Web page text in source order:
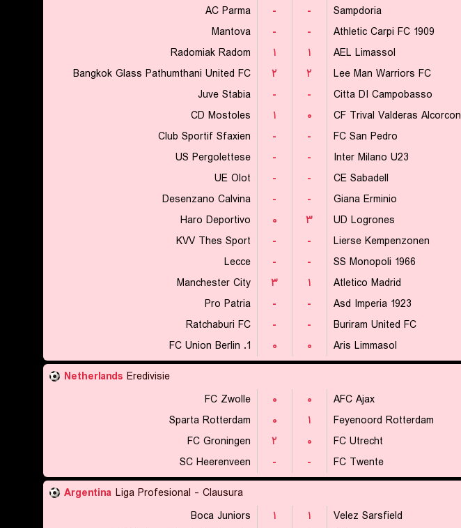
AC Parma
- - Sampdoria
Mantova
- - Athletic Carpi FC 1909
Radomiak Radom
۱ ۱ AEL Limassol
Bangkok Glass Pathumthani United FC
۲ ۲ Lee Man Warriors FC
Juve Stabia
- - Citta DI Campobasso
CD Mostoles
۱ ۰ CF Trival Valderas Alcorcon
Club Sportif Sfaxien
- - FC San Pedro
US Pergolettese
- - Inter Milano U23
UE Olot
- - CE Sabadell
Desenzano Calvina
- - Giana Erminio
Haro Deportivo
۰ ۳ UD Logrones
KVV Thes Sport
- - Lierse Kempenzonen
Lecce
- - SS Monopoli 1966
Manchester City
۳ ۱ Atletico Madrid
Pro Patria
- - Asd Imperia 1923
Ratchaburi FC
- - Buriram United FC
1. FC Union Berlin
۰ ۰ Aris Limmasol
Netherlands Eredivisie
FC Zwolle
۰ ۰ AFC Ajax
Sparta Rotterdam
۰ ۱ Feyenoord Rotterdam
FC Groningen
۲ ۰ FC Utrecht
SC Heerenveen
- - FC Twente
Argentina Liga Profesional - Clausura
Boca Juniors
۱ ۱ Velez Sarsfield